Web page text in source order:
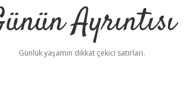
Ayrıntısı
Günlük yaşamın dikkat çekici satırları.